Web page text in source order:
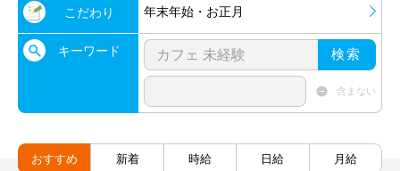
こだわり 年末年始・お正月
キーワード 検索
含まない
おすすめ 新着 時給 日給 月給